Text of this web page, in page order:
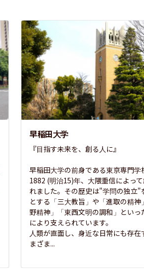
早稲田大学
『目指す未来を、創る人に』
早稲田大学の前身である東京専門学
1882 (明治15)年、大隈重信によっ
れました。その歴史は"学問の独立"
とする「三大教旨」や「進取の精神
野精神」「東西文明の調和」といっ
により支えられています。
人類が直面し、身近な日常にも存在
まざま...